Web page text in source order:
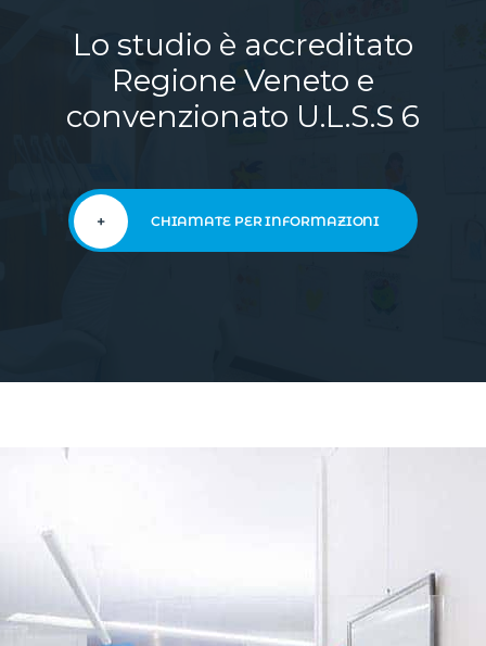
Lo studio è accreditato
Regione Veneto e
convenzionato U.L.S.S 6
+ CHIAMATE PER INFORMAZIONI